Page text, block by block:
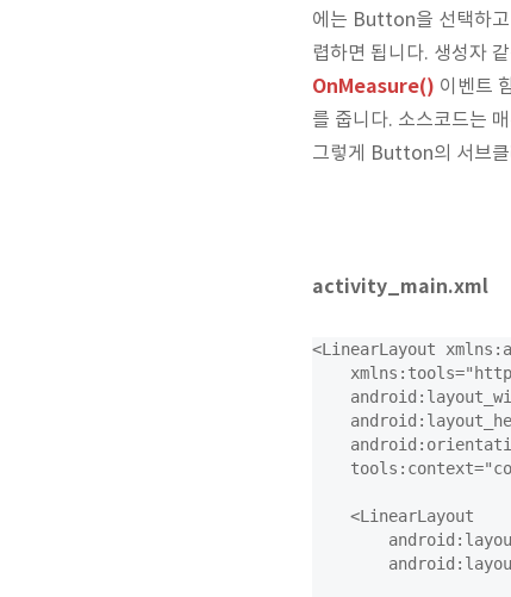
에는 Button을 선택하고
렵하면 됩니다. 생성자
OnMeasure() 이벤트
를 줍니다. 소스코드는
그렇게 Button의 서브
activity_main.xml
<LinearLayout
    <LinearLayout